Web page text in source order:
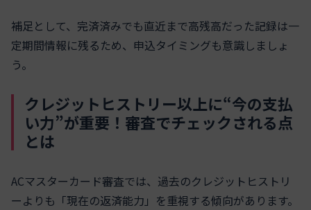
補足として、完済済みでも直近まで高残高だった記録は一
定期間情報に残るため、申込タイミングも意識しましょ
う。
クレジットヒストリー以上に“今の支払
い力”が重要！審査でチェックされる点
とは
ACマスターカード審査では、過去のクレジットヒストリ
ーよりも「現在の返済能力」を重視する傾向があります。